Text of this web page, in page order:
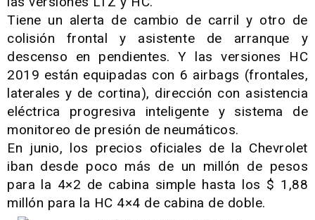
Tiene un alerta de cambio de carril y otro de
colisión frontal y asistente de arranque y
descenso en pendientes. Y las versiones HC
2019 están equipadas con 6 airbags (frontales,
laterales y de cortina), dirección con asistencia
eléctrica progresiva inteligente y sistema de
monitoreo de presión de neumáticos.
En junio, los precios oficiales de la Chevrolet
iban desde poco más de un millón de pesos
para la 4×2 de cabina simple hasta los $ 1,88
millón para la HC 4×4 de cabina de doble.